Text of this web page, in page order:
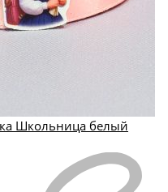
Школьница белый